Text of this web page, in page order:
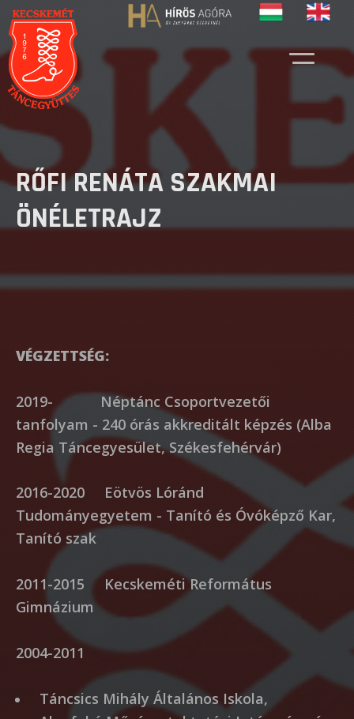
RŐFI RENÁTA SZAKMAI
ÖNÉLETRAJZ
VÉGZETTSÉG:
2019- Néptánc Csoportvezetői
tanfolyam - 240 órás akkreditált képzés (Alba
Regia Táncegyesület, Székesfehérvár)
2016-2020 Eötvös Lóránd
Tudományegyetem - Tanító és Óvóképző Kar,
Tanító szak
2011-2015 Kecskeméti Református
Gimnázium
2004-2011
Táncsics Mihály Általános Iskola,